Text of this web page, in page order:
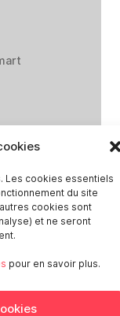
Les cookies essentiels
du site
cookies sont
et ne seront
pour en savoir plus.
personnelles
signalement